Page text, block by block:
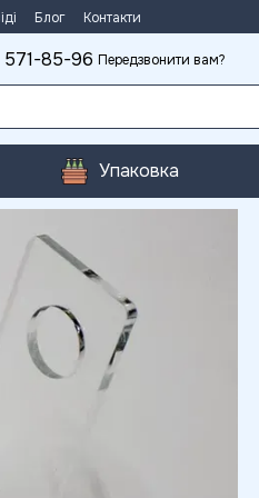
Блог Контакти
85-96 Передзвонити вам?
Упаковка